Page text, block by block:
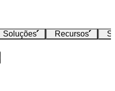
Soluções Recursos